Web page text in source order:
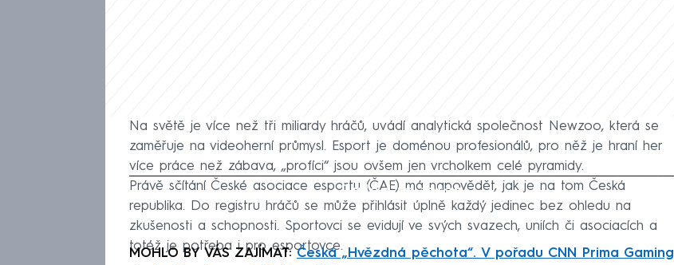
Na světě je více než tři miliardy hráčů, uvádí analytická společnost Newzoo, která se
zaměřuje na videoherní průmysl. Esport je doménou profesionálů, pro něž je hraní her
více práce než zábava, „profíci“ jsou ovšem jen vrcholkem celé pyramidy.
Failed to fetch
Právě sčítání České asociace esportu (ČAE) má napovědět, jak je na tom Česká
republika. Do registru hráčů se může přihlásit úplně každý jedinec bez ohledu na
zkušenosti a schopnosti. Sportovci se evidují ve svých svazech, uniích či asociacích a
totéž je potřeba i pro esportovce.
MOHLO BY VÁS ZAJÍMAT:Česká „Hvězdná pěchota“. V pořadu CNN Prima Gaming